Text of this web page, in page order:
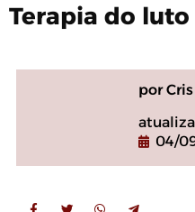
Terapia do
por
04/